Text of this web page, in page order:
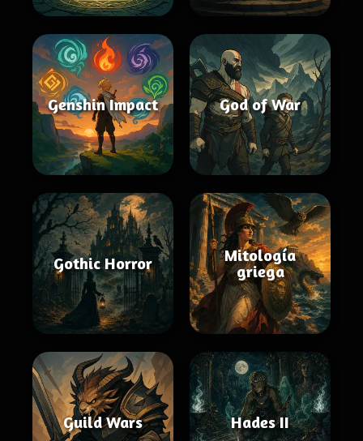
Genshin Impact God of War
Gothic Horror
Mitología
griega
Guild Wars Hades II